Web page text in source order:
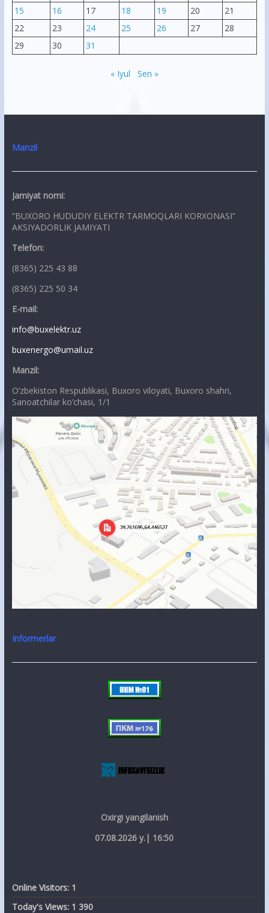
15
16 17 18 19 20
21
22
23 24 25 26 27
28
29
30 31
« Iyul Sen »
Manzil
Jamiyat nomi:
“BUXORO HUDUDIY ELEKTR TARMOQLARI KORXONASI”
AKSIYADORLIK JAMIYATI
Telefon:
(8365) 225 43 88
(8365) 225 50 34
E-mail:
info@buxelektr.uz
buxenergo@umail.uz
Manzil:
O’zbekiston Respublikasi, Buxoro viloyati, Buxoro shahri,
Sanoatchilar ko’chasi, 1/1
Informerlar
Oxirgi yangilanish
07.08.2026 y.| 16:50
Online Visitors: 1
Today's Views: 1 390